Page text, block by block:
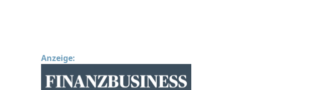
Anzeige: